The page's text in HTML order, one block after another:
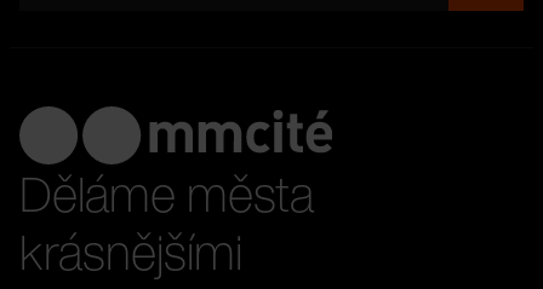
Děláme města
krásnějšími